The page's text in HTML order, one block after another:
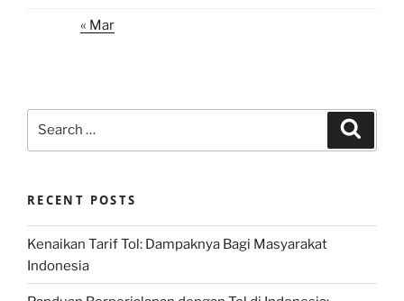
« Mar
RECENT POSTS
Kenaikan Tarif Tol: Dampaknya Bagi Masyarakat
Indonesia